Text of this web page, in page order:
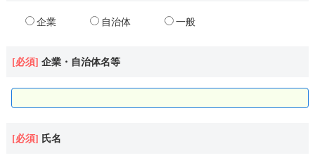
企業 自治体 一般
企業・自治体名等
氏名